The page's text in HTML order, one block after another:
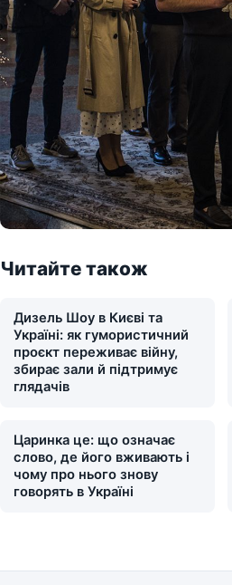
Читайте також
Дизель Шоу в Києві та
Україні: як гумористичний
проєкт переживає війну,
збирає зали й підтримує
глядачів
Царинка це: що означає
слово, де його вживають і
чому про нього знову
говорять в Україні